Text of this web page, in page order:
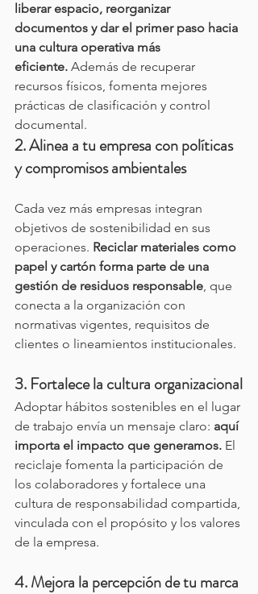
liberar espacio, reorganizar
documentos y dar el primer paso hacia
una cultura operativa más
eficiente. Además de recuperar
recursos físicos, fomenta mejores
prácticas de clasificación y control
documental.
2. Alinea a tu empresa con políticas
y compromisos ambientales
Cada vez más empresas integran
objetivos de sostenibilidad en sus
operaciones. Reciclar materiales como
papel y cartón forma parte de una
gestión de residuos responsable, que
conecta a la organización con
normativas vigentes, requisitos de
clientes o lineamientos institucionales.
3. Fortalece la cultura organizacional
Adoptar hábitos sostenibles en el lugar
de trabajo envía un mensaje claro: aquí
importa el impacto que generamos. El
reciclaje fomenta la participación de
los colaboradores y fortalece una
cultura de responsabilidad compartida,
vinculada con el propósito y los valores
de la empresa.
4. Mejora la percepción de tu marca